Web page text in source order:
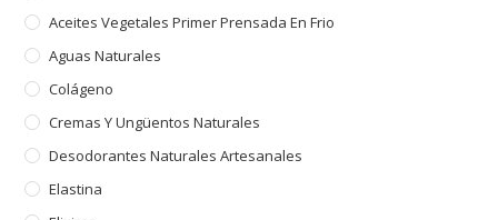
Aceites Vegetales Primer Prensada En Frio
Aguas Naturales
Colágeno
Cremas Y Ungüentos Naturales
Desodorantes Naturales Artesanales
Elastina